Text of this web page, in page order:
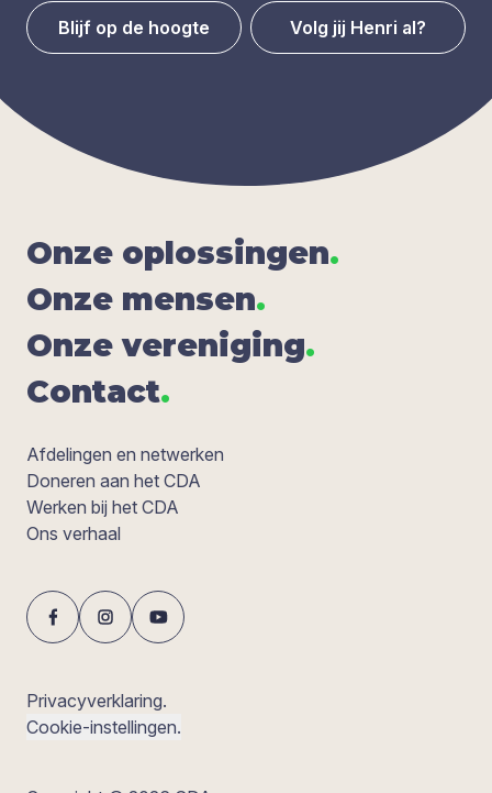
Blijf op de hoogte Volg jij Henri al?
Onze oplos­sin­gen.
Onze men­sen.
Onze ver­e­ni­ging.
Con­tact.
Afdelingen en netwerken
Doneren aan het CDA
Werken bij het CDA
Ons verhaal
Privacyverklaring.
Cookie-instellingen.